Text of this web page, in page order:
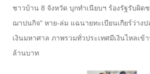
ชาวบ้าน 8 จังหวัด บุกทำเนียบฯ ร้องรัฐรับผิด
ฌาปนกิจ" หาย-ล่ม แฉนายทะเบียนเกียร์ว่าง
เงินมหาศาล ภาพรวมทั่วประเทศมีเงินไหลเข้
ล้านบาท